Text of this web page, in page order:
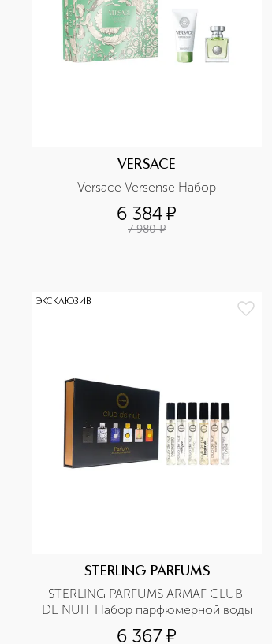
VERSACE
Versace Versense Набор
6 384¤
7 980 ¤
ЭКСКЛЮЗИВ
STERLING PARFUMS
STERLING PARFUMS ARMAF CLUB
DE NUIT Набор парфюмерной воды
6 367¤